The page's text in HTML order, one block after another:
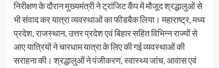
निरीक्षण के दौरान मुख्यमंत्री ने ट्रांजिट कैंप में मौजूद श्रद्धालुओं से
भी संवाद कर यात्रा व्यवस्थाओं का फीडबैक लिया। महाराष्ट्र, मध्य
प्रदेश, राजस्थान, उत्तर प्रदेश एवं बिहार सहित विभिन्न राज्यों से
आए यात्रियों ने चारधाम यात्रा के लिए की गई व्यवस्थाओं की
सराहना की। श्रद्धालुओं ने पंजीकरण, स्वास्थ्य जांच, आवास एवं